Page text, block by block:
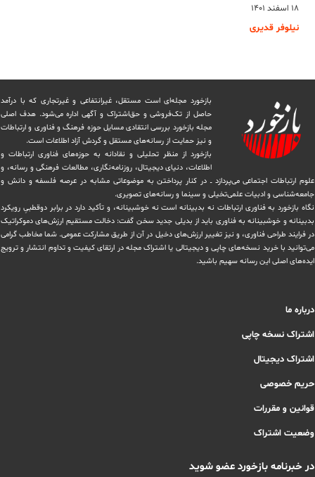
۱۸ اسفند ۱۴۰۱
نیلوفر قدیری
بازخورد مجله‌ای است مستقل، غیرانتفاعی و غیرتجاری که با درآمد
حاصل از تک‌فروشی و حق‌اشتراک و آگهی اداره می‌شود. ‏هدف اصلی
مجله بازخورد بررسی انتقادی مسایل حوزه فرهنگ و فناوری و ارتباطات
و نیز حمایت از رسانه‌های مستقل و‌ گردش ‏آزاد اطلاعات است.
بازخورد از منظر تحلیلی و نقادانه به حوزه‌های فناوری ارتباطات و
اطلاعات، دنیای دیجیتال، روزنامه‌نگاری، ‏مطالعات فرهنگی و رسانه، و
علوم ارتباطات اجتماعی می‌پردازد ــ در کنار پرداختن به موضوعاتی مشابه در عرصه فلسفه و دانش و
‏جامعه‌شناسی و ادبیات علمی‌تخیلی و سینما و رسانه‌های تصویری.
نگاه بازخورد به فناوری ارتباطات نه بدبینانه است نه خوشبینانه، و تأکید دارد ‏در برابر دوقطبیِ رویکرد
بدبینانه و خوشبینانه به فناوری باید از بدیلی جدید سخن گفت: دخالت مستقیم ارزش‌های دموکراتیک
در ‏فرایند طراحی فناوری، و نیز تغییر ارزش‌های دخيل در آن از طریق مشاركت عمومی. شما مخاطب گرامی
می‌توانید با خرید نسخه‌های چاپی و دیجیتالی یا ‏اشتراک مجله در ارتقای کیفیت و تداوم انتشار و ترویج
ایده‌های اصلی این رسانه سهیم باشید.
درباره ما
اشتراک نسخه چاپی
اشتراک دیجیتال
حریم خصوصی
قوانین و مقررات
وضعیت اشتراک
در خبرنامه بازخورد عضو شوید